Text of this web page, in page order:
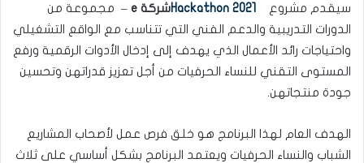
سيقدم مشروع Hackathon 2021شركة e
– مجموعة من
الدورات التدريبية والدعم الفني التي تتناسب مع الواقع التشغيلي
واحتياجات رائد الأعمال الذي يهدف إلى إدخال الأدوات الرقمية ورفع
المستوى التقني للنساء الحرفيات من أجل تعزيز قدراتهن وتحسين
جودة منتجاتهن.
الهدف العام لهذا البرنامج هو خلق فرص عمل لأصحاب المشاريع
الشباب والنساء الحرفيات ويعتمد البرنامج بشكل أساسي على ثلاث